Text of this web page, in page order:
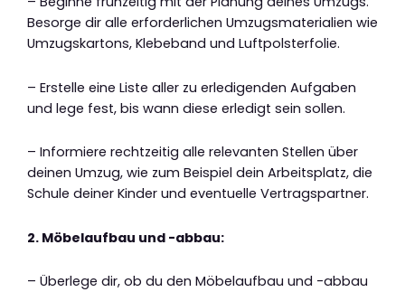
Besorge dir alle erforderlichen Umzugsmaterialien wie
Umzugskartons, Klebeband und Luftpolsterfolie.
– Erstelle eine Liste aller zu erledigenden Aufgaben
und lege fest, bis wann diese erledigt sein sollen.
– Informiere rechtzeitig alle relevanten Stellen über
deinen Umzug, wie zum Beispiel dein Arbeitsplatz, die
Schule deiner Kinder und eventuelle Vertragspartner.
2. Möbelaufbau und -abbau:
– Überlege dir, ob du den Möbelaufbau und -abbau